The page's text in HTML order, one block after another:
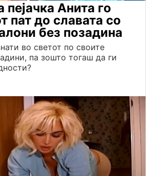
пејачка Анита го
пат до славата со
без позадина
во светот по своите
па зошто тогаш да ги